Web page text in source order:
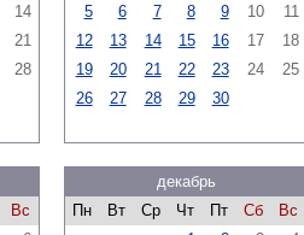
14
21
28
5
6 7 8 9 10
11
12
13 14 15 16 17
18
19
20 21 22 23 24
25
26
27 28 29 30
Вс
декабрь
Пн
Вт Ср Чт Пт Сб
Вс